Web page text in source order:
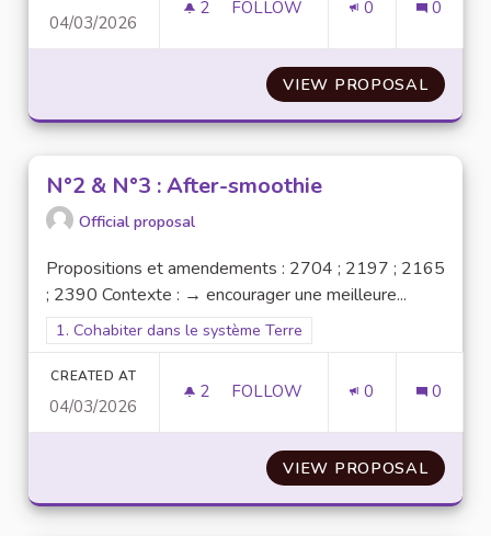
04/03/2026
2 2 FOLLOWERS
FOLLOW 0 0
VIEW PROPOSALN°5 :
N°2 & N°3 : After-smoothie
Official proposal
Propositions et amendements : 2704 ; 2197 ; 2165
; 2390 Contexte : → encourager une meilleure...
Filter results for scope: 1. Cohabiter dans le système Terre
1. Cohabiter dans le système Terre
CREATED AT
04/03/2026
2 2 FOLLOWERS
FOLLOW 0 0
VIEW PROPOSALN°2 &